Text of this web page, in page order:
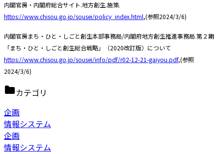
内閣官房・内閣府総合サイト.地方創生.施策.
https://www.chisou.go.jp/sousei/policy_index.html,(参照2024/3/6)
内閣官房まち・ひと・しごと創生本部事務局/内閣府地方創生推進事務局.第２期
「まち・ひと・しごと創生総合戦略」（2020改訂版）について
https://www.chisou.go.jp/sousei/info/pdf/r02-12-21-gaiyou.pdf,(参照
2024/3/6)
カテゴリ
企画
情報システム
企画
情報システム